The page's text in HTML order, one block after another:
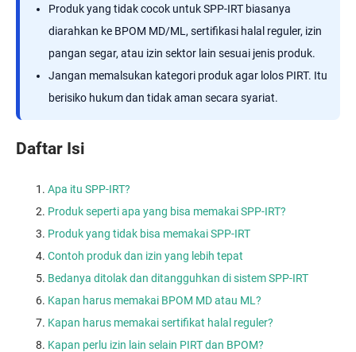
Produk yang tidak cocok untuk SPP-IRT biasanya
diarahkan ke BPOM MD/ML, sertifikasi halal reguler, izin
pangan segar, atau izin sektor lain sesuai jenis produk.
Jangan memalsukan kategori produk agar lolos PIRT. Itu
berisiko hukum dan tidak aman secara syariat.
Daftar Isi
Apa itu SPP-IRT?
Produk seperti apa yang bisa memakai SPP-IRT?
Produk yang tidak bisa memakai SPP-IRT
Contoh produk dan izin yang lebih tepat
Bedanya ditolak dan ditangguhkan di sistem SPP-IRT
Kapan harus memakai BPOM MD atau ML?
Kapan harus memakai sertifikat halal reguler?
Kapan perlu izin lain selain PIRT dan BPOM?